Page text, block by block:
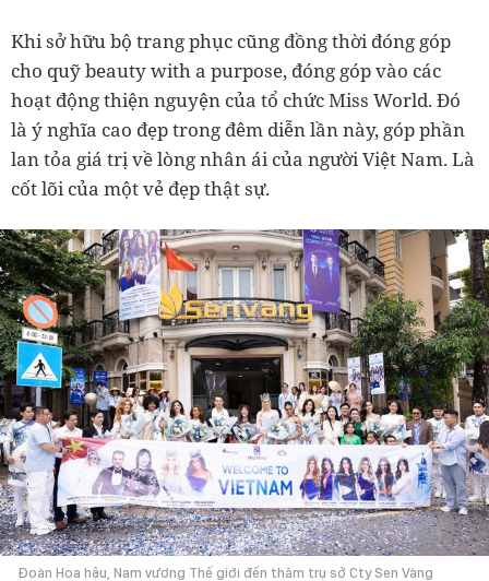
Khi sở hữu bộ trang phục cũng đồng thời đóng góp
cho quỹ beauty with a purpose, đóng góp vào các
hoạt động thiện nguyện của tổ chức Miss World. Đó
là ý nghĩa cao đẹp trong đêm diễn lần này, góp phần
lan tỏa giá trị về lòng nhân ái của người Việt Nam. Là
cốt lõi của một vẻ đẹp thật sự.
Đoàn Hoa hậu, Nam vương Thế giới đến thăm trụ sở Cty Sen Vàng